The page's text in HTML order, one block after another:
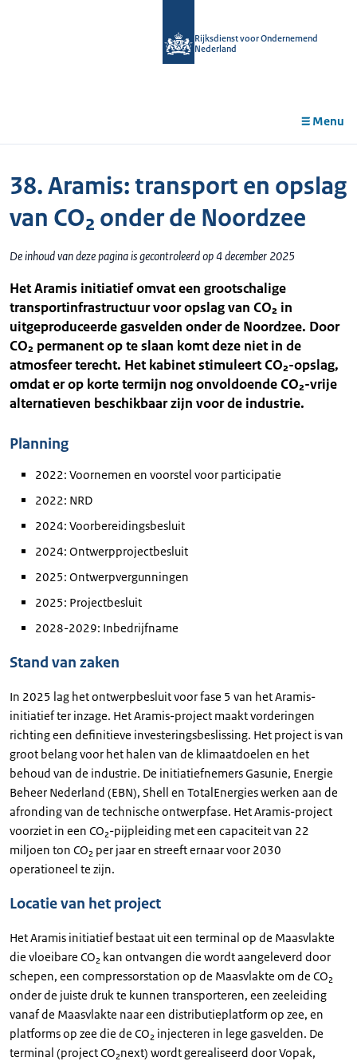
Rijksdienst voor Ondernemend
Nederland
Menu
38. Aramis: transport en opslag
van CO₂ onder de Noordzee
De inhoud van deze pagina is gecontroleerd op 4 december 2025
Het Aramis initiatief omvat een grootschalige
transportinfrastructuur voor opslag van CO₂ in
uitgeproduceerde gasvelden onder de Noordzee. Door
CO₂ permanent op te slaan komt deze niet in de
atmosfeer terecht. Het kabinet stimuleert CO₂-opslag,
omdat er op korte termijn nog onvoldoende CO₂-vrije
alternatieven beschikbaar zijn voor de industrie.
Planning
2022: Voornemen en voorstel voor participatie
2022: NRD
2024: Voorbereidingsbesluit
2024: Ontwerpprojectbesluit
2025: Ontwerpvergunningen
2025: Projectbesluit
2028-2029: Inbedrijfname
Stand van zaken
In 2025 lag het ontwerpbesluit voor fase 5 van het Aramis-
initiatief ter inzage. Het Aramis-project maakt vorderingen
richting een definitieve investeringsbeslissing. Het project is van
groot belang voor het halen van de klimaatdoelen en het
behoud van de industrie. De initiatiefnemers Gasunie, Energie
Beheer Nederland (EBN), Shell en TotalEnergies werken aan de
afronding van de technische ontwerpfase. Het Aramis-project
voorziet in een CO₂-pijpleiding met een capaciteit van 22
miljoen ton CO₂ per jaar en streeft ernaar voor 2030
operationeel te zijn.
Locatie van het project
Het Aramis initiatief bestaat uit een terminal op de Maasvlakte
die vloeibare CO₂ kan ontvangen die wordt aangeleverd door
schepen, een compressorstation op de Maasvlakte om de CO₂
onder de juiste druk te kunnen transporteren, een zeeleiding
vanaf de Maasvlakte naar een distributieplatform op zee, en
platforms op zee die de CO₂ injecteren in lege gasvelden. De
terminal (project CO₂next) wordt gerealiseerd door Vopak,